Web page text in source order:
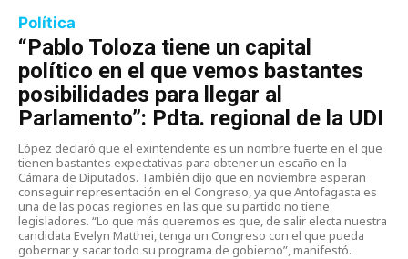
Política
“Pablo Toloza tiene un capital
político en el que vemos bastantes
posibilidades para llegar al
Parlamento”: Pdta. regional de la UDI
López declaró que el exintendente es un nombre fuerte en el que
tienen bastantes expectativas para obtener un escaño en la
Cámara de Diputados. También dijo que en noviembre esperan
conseguir representación en el Congreso, ya que Antofagasta es
una de las pocas regiones en las que su partido no tiene
legisladores. “Lo que más queremos es que, de salir electa nuestra
candidata Evelyn Matthei, tenga un Congreso con el que pueda
gobernar y sacar todo su programa de gobierno”, manifestó.